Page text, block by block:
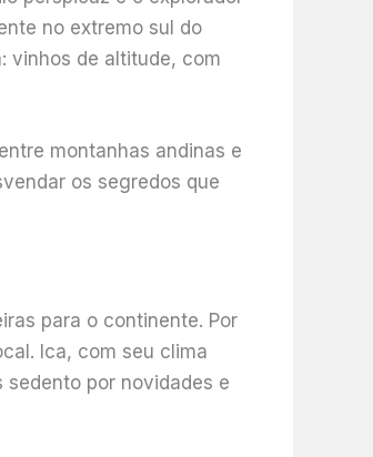
no extremo sul do
vinhos de altitude, com
montanhas andinas e
os segredos que
para o continente. Por
Ica, com seu clima
por novidades e